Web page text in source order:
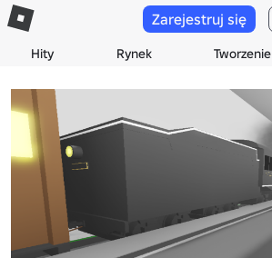
Hity Rynek Tworzenie
Zarejestruj się